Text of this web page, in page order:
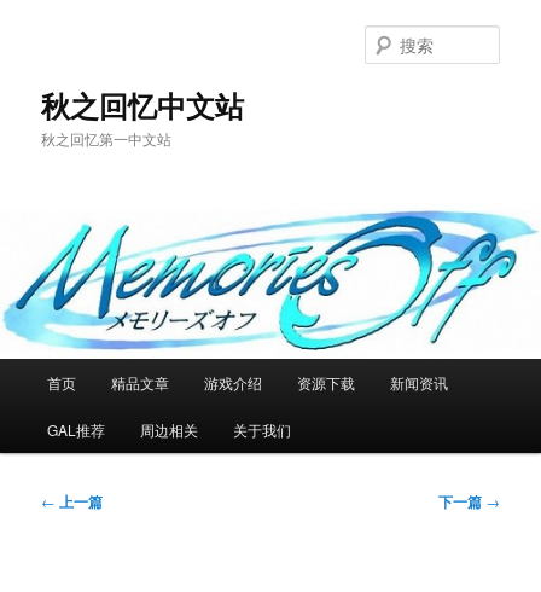
秋之回忆中文站
秋之回忆第一中文站
索
首页 精品文章 游戏介绍 资源下载 新闻资讯
GAL推荐 周边相关 关于我们
文
← 上一篇 下一篇 →